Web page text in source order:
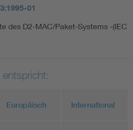
01
des D2-MAC/Paket-Systems -(IEC
Europäisch International